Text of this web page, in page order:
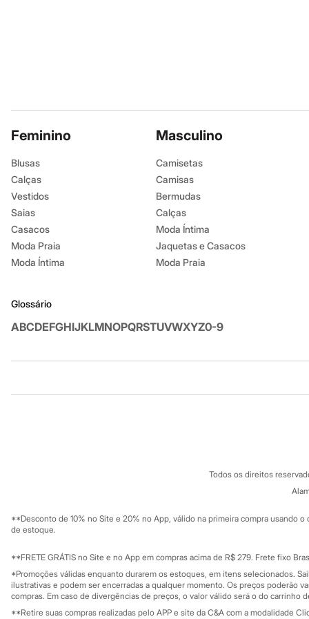
Fifteen
Palomino
Sungas
Personagens
Homem Aranha
Minecraft
Naruto
Sonic
Kits
Hidratante
Protetor solar
Cuidados com o rosto
Esfoliante
Hidratante
Protetor solar
Tônicos
Feminino
Blusas
Calças
Vestidos
Saias
Casacos
Moda Praia
Moda Íntima
Masculino
Camisetas
Camisas
Bermudas
Calças
Moda Íntima
Jaquetas e Casacos
Moda Praia
Glossário
ABCDEFGHIJKLMNOPQRSTUVWXYZ0-9
Mapa do site
Investidores
Privacidade
Configuração de cookies
Minha privacidade
C&A Pay
Sobre o C&A
Governança
Educação
Todos os direitos
**Desconto de 10% no Site e 20% no App, válido na primeira compra usando
de estoque.
**FRETE GRÁTIS no Site e no App em compras acima de R$ 279. Frete fixo
*Promoções válidas enquanto durarem os estoques, em itens selecionados.
ilustrativas e podem ser encerradas a qualquer momento. Os preços poderão
compras. Em caso de divergências de preços, o valor válido será o do carrinho
**Retire suas compras realizadas pelo APP e site da C&A com a modalidade